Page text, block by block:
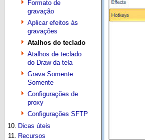
Formato de
gravação
Aplicar efeitos às
gravações
Atalhos do teclado
Atalhos de teclado
do Draw da tela
Grava Somente
Somente
Configurações de
proxy
Configurações SFTP
10. Dicas úteis
11. Recursos